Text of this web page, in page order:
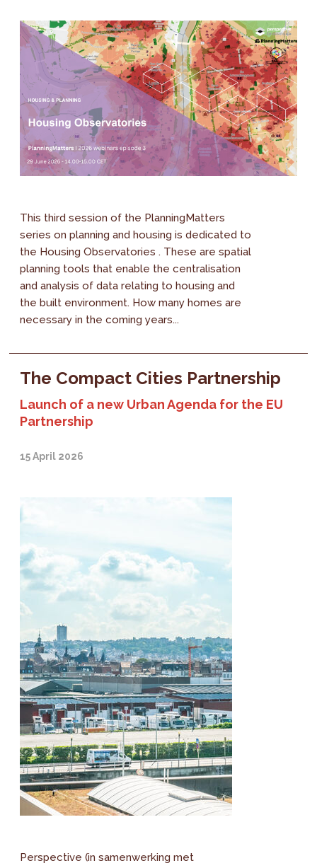
This third session of the PlanningMatters
series on planning and housing is dedicated to
the Housing Observatories . These are spatial
planning tools that enable the centralisation
and analysis of data relating to housing and
the built environment. How many homes are
necessary in the coming years...
The Compact Cities Partnership
Launch of a new Urban Agenda for the EU
Partnership
15 April 2026
Perspective (in samenwerking met